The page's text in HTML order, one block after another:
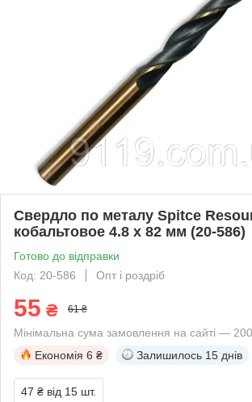
Свердло по металу Spitce
кобальтовое 4.8 х 82 мм (20-586)
Готово до відправки
Код: 20-586
Опт і роздріб
55 ₴ 61 ₴
Мінімальна сума замовлення на сайті —
Економія 6 ₴ Залишилось 15 днів
47 ₴ від 15 шт.